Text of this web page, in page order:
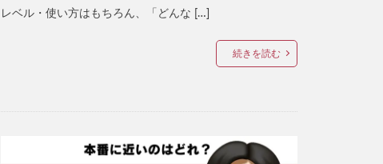
レベル・使い方はもちろん、「どんな […]
続きを読む